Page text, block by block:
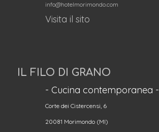
info@hotelmorimondo.com
Visita il sito
IL FILO DI GRANO
- Cucina contemporanea -
Corte dei Cistercensi, 6
20081 Morimondo (MI)